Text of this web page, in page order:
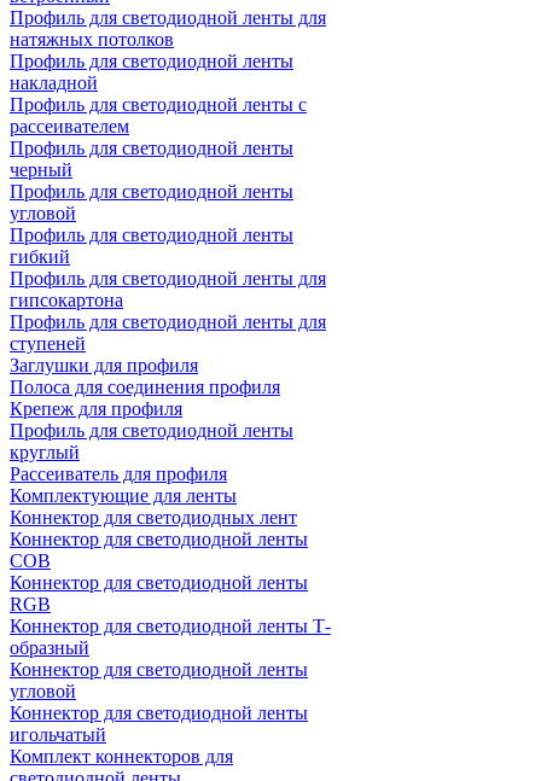
Профиль для светодиодной ленты для
натяжных потолков
Профиль для светодиодной ленты
накладной
Профиль для светодиодной ленты с
рассеивателем
Профиль для светодиодной ленты
черный
Профиль для светодиодной ленты
угловой
Профиль для светодиодной ленты
гибкий
Профиль для светодиодной ленты для
гипсокартона
Профиль для светодиодной ленты для
ступеней
Заглушки для профиля
Полоса для соединения профиля
Крепеж для профиля
Профиль для светодиодной ленты
круглый
Рассеиватель для профиля
Комплектующие для ленты
Коннектор для светодиодных лент
Коннектор для светодиодной ленты
COB
Коннектор для светодиодной ленты
RGB
Коннектор для светодиодной ленты Т-
образный
Коннектор для светодиодной ленты
угловой
Коннектор для светодиодной ленты
игольчатый
Комплект коннекторов для